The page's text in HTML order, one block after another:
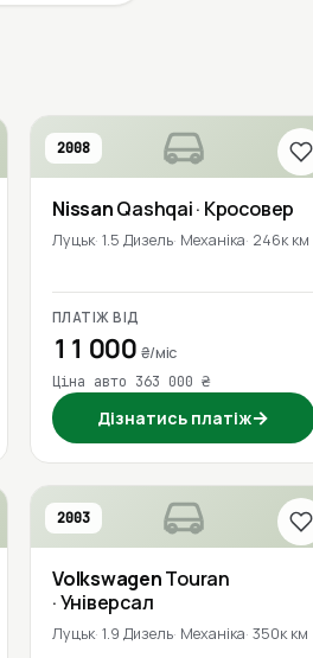
2008
NissanQashqai· Кросовер
Луцьк 1.5 Дизель Механіка 246к км
ПЛАТІЖ ВІД
11 000 ₴/міс
Ціна авто 363 000 ₴
Дізнатись платіж→
2003
VolkswagenTouran
· Універсал
Луцьк 1.9 Дизель Механіка 350к км